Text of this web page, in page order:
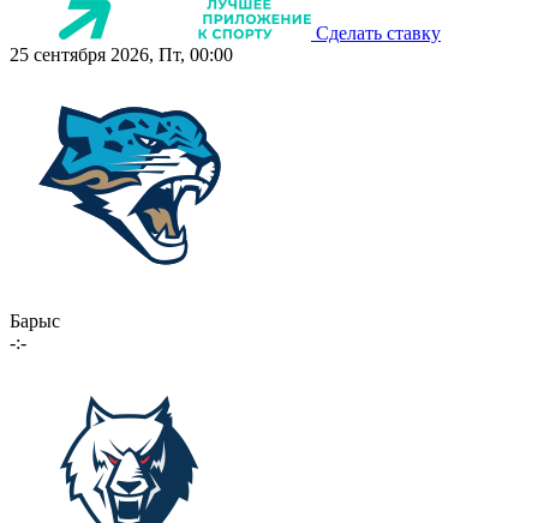
Сделать ставку
25 сентября 2026, Пт, 00:00
Барыс
-:-